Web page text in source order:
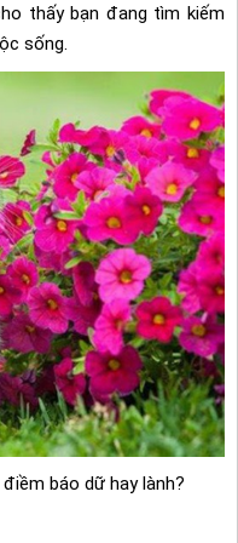
thấy bạn đang tìm kiếm
sống.
báo dữ hay lành?